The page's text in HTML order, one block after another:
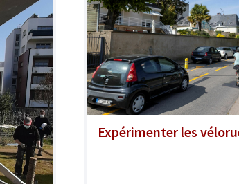
Expérimenter les